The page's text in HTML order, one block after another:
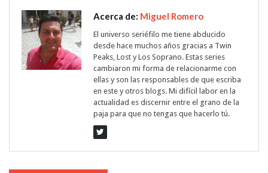
Acerca de: Miguel Romero
El universo seriéfilo me tiene abducido
desde hace muchos años gracias a Twin
Peaks, Lost y Los Soprano. Estas series
cambiaron mi forma de relacionarme con
ellas y son las responsables de que escriba
en este y otros blogs. Mi difícil labor en la
actualidad es discernir entre el grano de la
paja para que no tengas que hacerlo tú.